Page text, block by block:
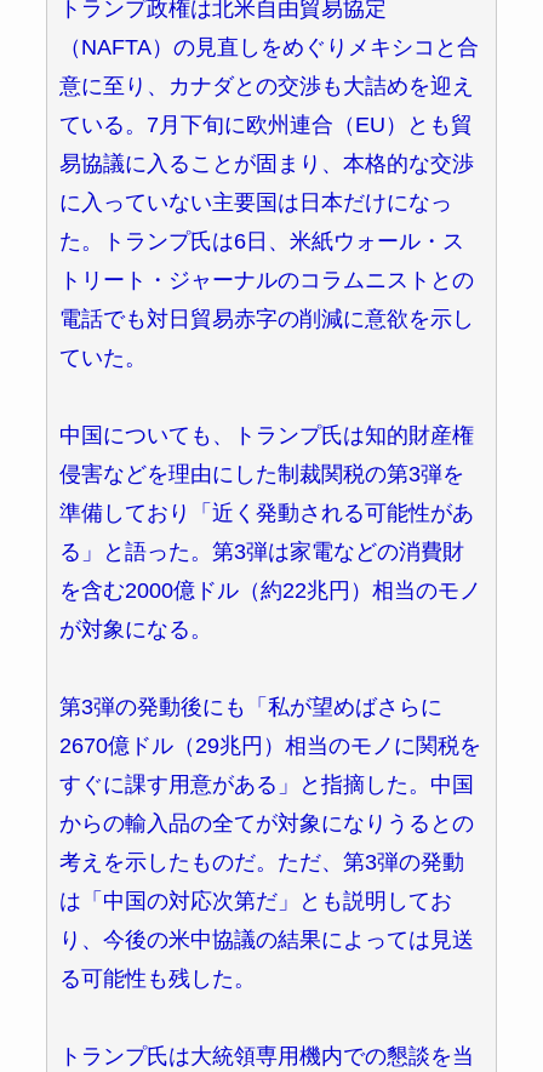
トランプ政権は北米自由貿易協定
（NAFTA）の見直しをめぐりメキシコと合
意に至り、カナダとの交渉も大詰めを迎え
ている。7月下旬に欧州連合（EU）とも貿
易協議に入ることが固まり、本格的な交渉
に入っていない主要国は日本だけになっ
た。トランプ氏は6日、米紙ウォール・ス
トリート・ジャーナルのコラムニストとの
電話でも対日貿易赤字の削減に意欲を示し
ていた。
中国についても、トランプ氏は知的財産権
侵害などを理由にした制裁関税の第3弾を
準備しており「近く発動される可能性があ
る」と語った。第3弾は家電などの消費財
を含む2000億ドル（約22兆円）相当のモノ
が対象になる。
第3弾の発動後にも「私が望めばさらに
2670億ドル（29兆円）相当のモノに関税を
すぐに課す用意がある」と指摘した。中国
からの輸入品の全てが対象になりうるとの
考えを示したものだ。ただ、第3弾の発動
は「中国の対応次第だ」とも説明してお
り、今後の米中協議の結果によっては見送
る可能性も残した。
トランプ氏は大統領専用機内での懇談を当